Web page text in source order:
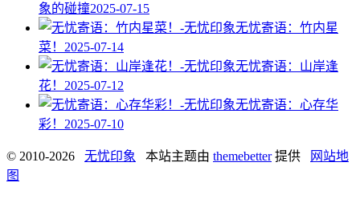
象的碰撞​2025-07-15
无忧寄语：竹内星
菜！ 2025-07-14
无忧寄语：山岸逢
花！ 2025-07-12
无忧寄语：心存华
彩！ 2025-07-10
© 2010-2026 无忧印象 本站主题由 themebetter提供
网站地
图